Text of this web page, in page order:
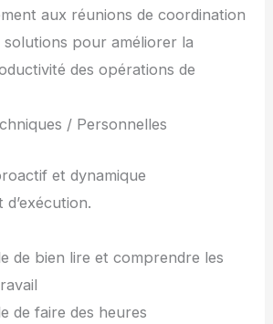
aux réunions de coordination
pour améliorer la
des opérations de
/ Personnelles
et dynamique
d’exécution.
de bien lire et comprendre les
de faire des heures